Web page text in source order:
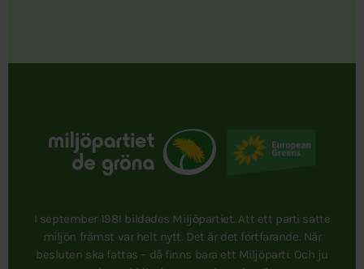
I september 1981 bildades Miljöpartiet. Att ett parti satte
miljön främst var helt nytt. Det är det fortfarande. När
besluten ska fattas – då finns bara ett Miljöparti. Och ju